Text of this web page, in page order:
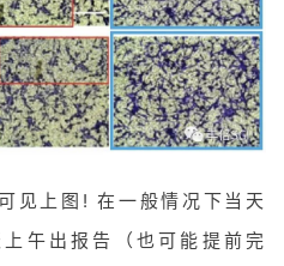
见上图! 在一般情况下当天
午出报告（也可能提前完